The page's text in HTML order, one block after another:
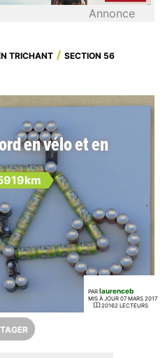
Annonce
TRICHANT
SECTION 56
en vélo et en
PAR laurenceb
MIS À JOUR 07 MARS 2017
20162 LECTEURS